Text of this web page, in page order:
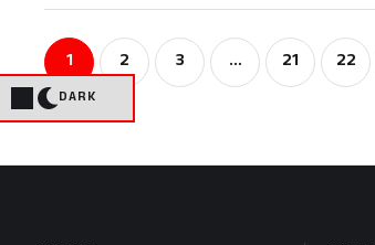
DARK
1 2 3 … 21 22